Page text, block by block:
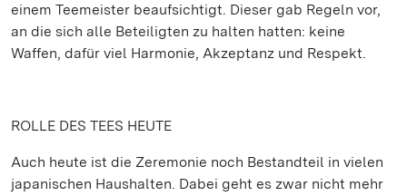
einem Teemeister beaufsichtigt. Dieser gab Regeln vor,
an die sich alle Beteiligten zu halten hatten: keine
Waffen, dafür viel Harmonie, Akzeptanz und Respekt.
ROLLE DES TEES HEUTE
Auch heute ist die Zeremonie noch Bestandteil in vielen
japanischen Haushalten. Dabei geht es zwar nicht mehr